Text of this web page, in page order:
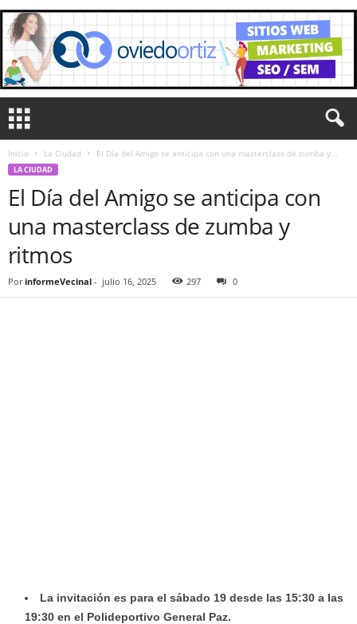
Inicio La Ciudad El Día del Amigo se anticipa con una masterclass de zumba y...
LA CIUDAD
El Día del Amigo se anticipa con
una masterclass de zumba y
ritmos
Por informeVecinal - julio 16, 2025 297 0
La invitación es para el sábado 19 desde las 15:30 a las
19:30 en el Polideportivo General Paz.